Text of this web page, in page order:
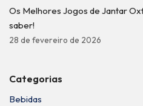
Os Melhores Jogos de Jantar
saber!
28 de fevereiro de 2026
Categorias
Bebidas